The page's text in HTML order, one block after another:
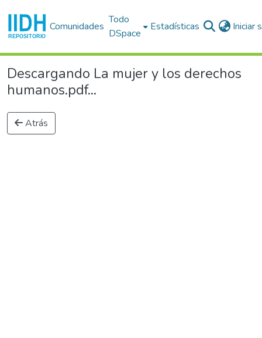
Comunidades
Todo
DSpace
Estadísticas Iniciar
Descargando La mujer y los derechos
humanos.pdf...
Atrás